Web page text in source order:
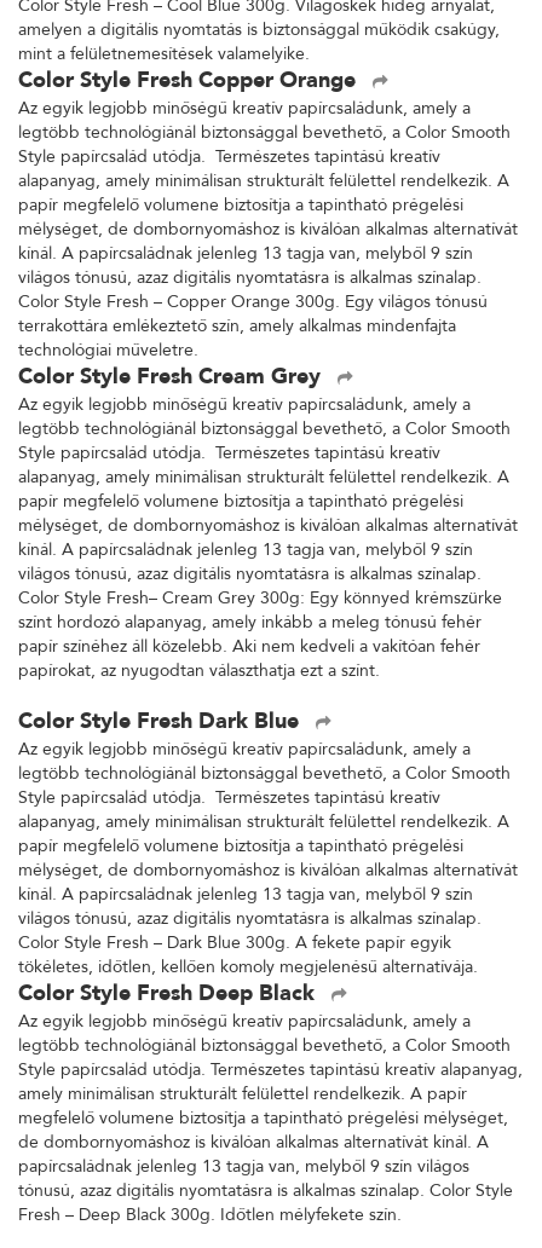
Color Style Fresh – Cool Blue 300g. Világoskék hideg árnyalat,
amelyen a digitális nyomtatás is biztonsággal működik csakúgy,
mint a felületnemesítések valamelyike.
Color Style Fresh Copper Orange
Az egyik legjobb minőségű kreatív papírcsaládunk, amely a
legtöbb technológiánál biztonsággal bevethető, a Color Smooth
Style papírcsalád utódja. Természetes tapintású kreatív
alapanyag, amely minimálisan strukturált felülettel rendelkezik. A
papír megfelelő volumene biztosítja a tapintható prégelési
mélységet, de dombornyomáshoz is kiválóan alkalmas alternatívát
kínál. A papírcsaládnak jelenleg 13 tagja van, melyből 9 szín
világos tónusú, azaz digitális nyomtatásra is alkalmas színalap.
Color Style Fresh – Copper Orange 300g. Egy világos tónusú
terrakottára emlékeztető szín, amely alkalmas mindenfajta
technológiai műveletre.
Color Style Fresh Cream Grey
Az egyik legjobb minőségű kreatív papírcsaládunk, amely a
legtöbb technológiánál biztonsággal bevethető, a Color Smooth
Style papírcsalád utódja. Természetes tapintású kreatív
alapanyag, amely minimálisan strukturált felülettel rendelkezik. A
papír megfelelő volumene biztosítja a tapintható prégelési
mélységet, de dombornyomáshoz is kiválóan alkalmas alternatívát
kínál. A papírcsaládnak jelenleg 13 tagja van, melyből 9 szín
világos tónusú, azaz digitális nyomtatásra is alkalmas színalap.
Color Style Fresh– Cream Grey 300g: Egy könnyed krémszürke
színt hordozó alapanyag, amely inkább a meleg tónusú fehér
papír színéhez áll közelebb. Aki nem kedveli a vakítóan fehér
papírokat, az nyugodtan választhatja ezt a színt.
Color Style Fresh Dark Blue
Az egyik legjobb minőségű kreatív papírcsaládunk, amely a
legtöbb technológiánál biztonsággal bevethető, a Color Smooth
Style papírcsalád utódja. Természetes tapintású kreatív
alapanyag, amely minimálisan strukturált felülettel rendelkezik. A
papír megfelelő volumene biztosítja a tapintható prégelési
mélységet, de dombornyomáshoz is kiválóan alkalmas alternatívát
kínál. A papírcsaládnak jelenleg 13 tagja van, melyből 9 szín
világos tónusú, azaz digitális nyomtatásra is alkalmas színalap.
Color Style Fresh – Dark Blue 300g. A fekete papír egyik
tökéletes, időtlen, kellően komoly megjelenésű alternatívája.
Color Style Fresh Deep Black
Az egyik legjobb minőségű kreatív papírcsaládunk, amely a
legtöbb technológiánál biztonsággal bevethető, a Color Smooth
Style papírcsalád utódja. Természetes tapintású kreatív alapanyag,
amely minimálisan strukturált felülettel rendelkezik. A papír
megfelelő volumene biztosítja a tapintható prégelési mélységet,
de dombornyomáshoz is kiválóan alkalmas alternatívát kínál. A
papírcsaládnak jelenleg 13 tagja van, melyből 9 szín világos
tónusú, azaz digitális nyomtatásra is alkalmas színalap. Color Style
Fresh – Deep Black 300g. Időtlen mélyfekete szín.